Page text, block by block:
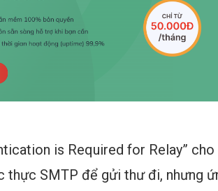
is Required for Relay”
thực SMTP để gửi thư đi, nhưng